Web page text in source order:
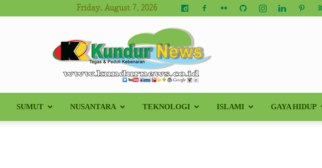
Friday, August 7, 2026
Kundur
SUMUT NUSANTARA TEKNOLOGI ISLAMI GAYA HIDUP